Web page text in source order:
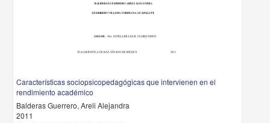
Características sociopsicopedagógicas que intervienen en el
rendimiento académico
Balderas Guerrero, Areli Alejandra
2011